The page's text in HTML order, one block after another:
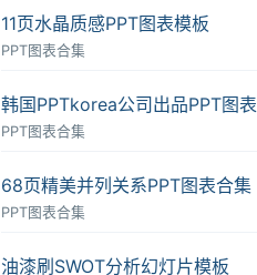
11页水晶质感PPT图表模板
PPT图表合集
韩国PPTkorea公司出品PPT图表
PPT图表合集
68页精美并列关系PPT图表合集
PPT图表合集
油漆刷SWOT分析幻灯片模板